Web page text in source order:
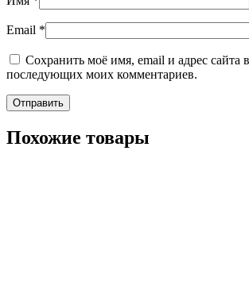
Email *
Сохранить моё имя, email и адрес сайта
последующих моих комментариев.
Похожие товары